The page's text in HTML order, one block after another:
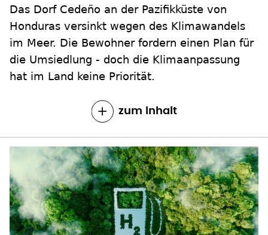
Das Dorf Cedeño an der Pazifikküste von
Honduras versinkt wegen des Klimawandels
im Meer. Die Bewohner fordern einen Plan für
die Umsiedlung - doch die Klimaanpassung
hat im Land keine Priorität.
zum Inhalt